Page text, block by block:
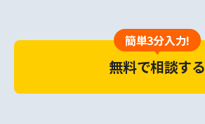
簡単3分入力!
無料で相談する